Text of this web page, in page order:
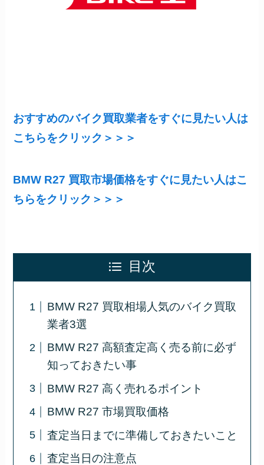
おすすめのバイク買取業者をすぐに見たい人は
こちらをクリック＞＞＞
BMW R27 買取市場価格をすぐに見たい人はこ
ちらをクリック＞＞＞
目次
BMW R27 買取相場人気のバイク買取
業者3選
BMW R27 高額査定高く売る前に必ず
知っておきたい事
BMW R27 高く売れるポイント
BMW R27 市場買取価格
査定当日までに準備しておきたいこと
査定当日の注意点